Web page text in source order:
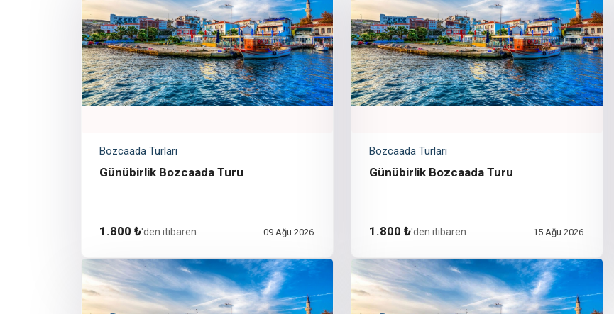
Bozcaada Turları
Günübirlik Bozcaada Turu
1.800 ₺'den itibaren 09 Ağu 2026
Bozcaada Turları
Günübirlik Bozcaada Turu
1.800 ₺'den itibaren 15 Ağu 2026